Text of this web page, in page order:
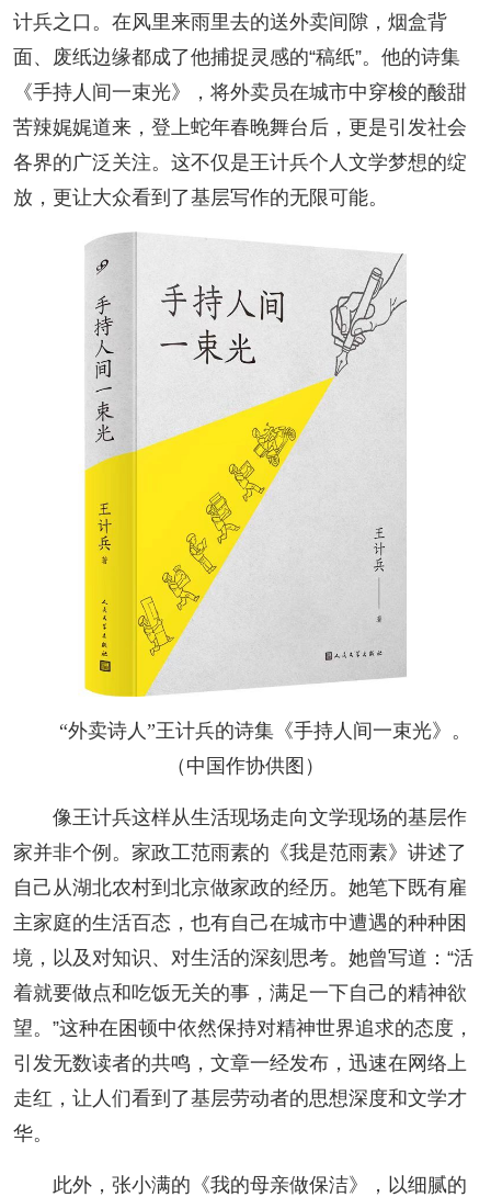
专题专栏
计兵之口。在风里来雨里去的送外卖间隙，烟盒背
面、废纸边缘都成了他捕捉灵感的“稿纸”。他的诗集
《手持人间一束光》，将外卖员在城市中穿梭的酸甜
苦辣娓娓道来，登上蛇年春晚舞台后，更是引发社会
各界的广泛关注。这不仅是王计兵个人文学梦想的绽
放，更让大众看到了基层写作的无限可能。
“外卖诗人”王计兵的诗集《手持人间一束光》。
（中国作协供图）
像王计兵这样从生活现场走向文学现场的基层作
家并非个例。家政工范雨素的《我是范雨素》讲述了
自己从湖北农村到北京做家政的经历。她笔下既有雇
主家庭的生活百态，也有自己在城市中遭遇的种种困
境，以及对知识、对生活的深刻思考。她曾写道：“活
着就要做点和吃饭无关的事，满足一下自己的精神欲
望。”这种在困顿中依然保持对精神世界追求的态度，
引发无数读者的共鸣，文章一经发布，迅速在网络上
走红，让人们看到了基层劳动者的思想深度和文学才
华。
此外，张小满的《我的母亲做保洁》，以细腻的